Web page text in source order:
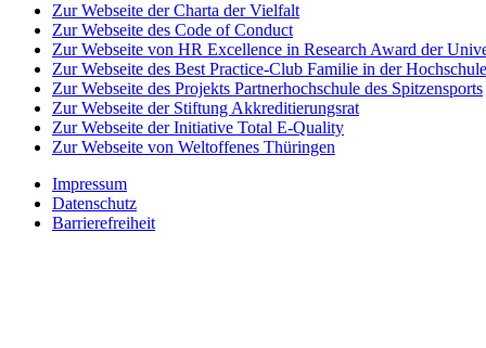
Zur Webseite der Charta der Vielfalt
Zur Webseite des Code of Conduct
Zur Webseite von HR Excellence in Research Award der
Zur Webseite des Best Practice-Club Familie in der Hochschule
Zur Webseite des Projekts Partnerhochschule des Spitzensports
Zur Webseite der Stiftung Akkreditierungsrat
Zur Webseite der Initiative Total E-Quality
Zur Webseite von Weltoffenes Thüringen
Impressum
Datenschutz
Barrierefreiheit